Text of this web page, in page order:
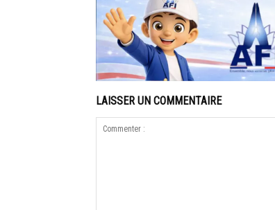
LAISSER UN COMMENTAIRE